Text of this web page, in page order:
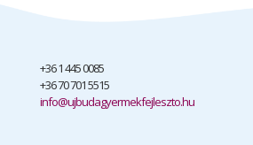
+36 1 445 0085
+36 70 701 5515
info@ujbudagyermekfejleszto.hu